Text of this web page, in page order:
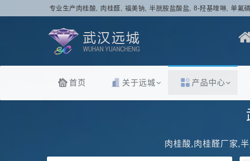
专业生产肉桂酸, 肉桂醛, 福美钠, 半胱胺盐酸盐, 8-羟基喹啉, 单氟
首页 关于远城 产品中心
肉桂酸,肉桂醛厂家,